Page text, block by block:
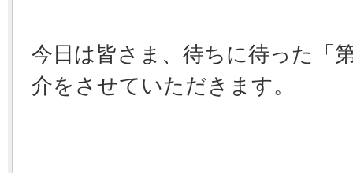
今日は皆さま、待ちに待った「
介をさせていただきます。